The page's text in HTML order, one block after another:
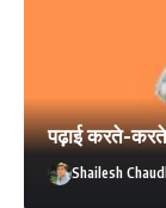
पढ़ाई करते-
Shailesh